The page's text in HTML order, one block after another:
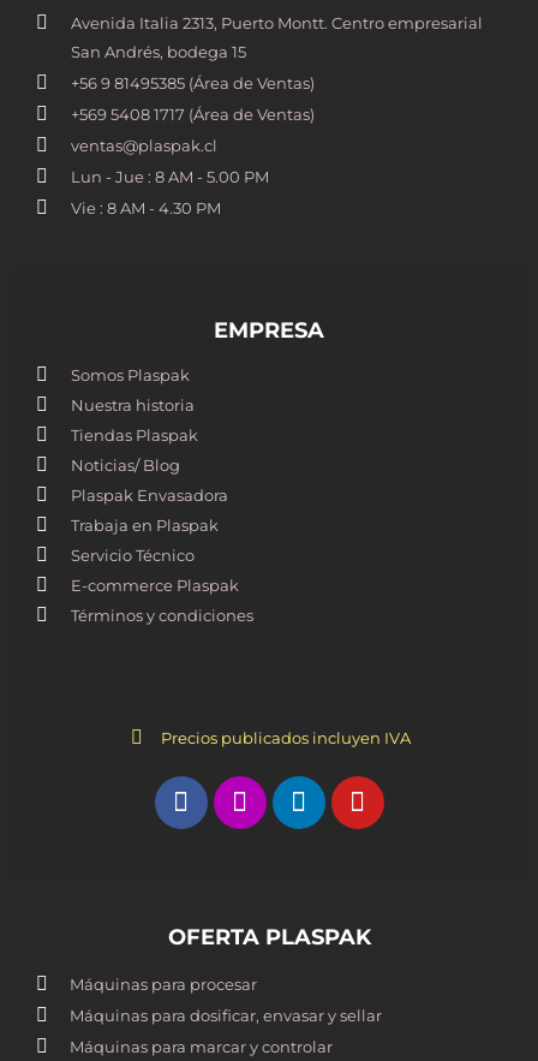
Avenida Italia 2313, Puerto Montt. Centro empresarial
San Andrés, bodega 15
+56 9 81495385 (Área de Ventas)
+569 5408 1717 (Área de Ventas)
ventas@plaspak.cl
Lun - Jue : 8 AM - 5.00 PM
Vie : 8 AM - 4.30 PM
EMPRESA
Somos Plaspak
Nuestra historia
Tiendas Plaspak
Noticias/ Blog
Plaspak Envasadora
Trabaja en Plaspak
Servicio Técnico
E-commerce Plaspak
Términos y condiciones
Precios publicados incluyen IVA
OFERTA PLASPAK
Máquinas para procesar
Máquinas para dosificar, envasar y sellar
Máquinas para marcar y controlar